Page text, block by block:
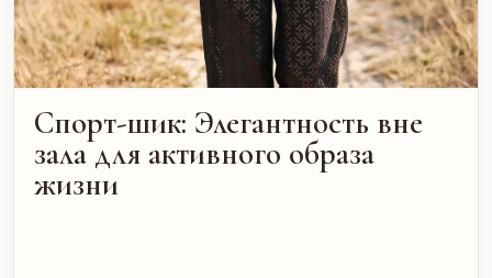
Спорт-шик: Элегантность вне
зала для активного образа
жизни